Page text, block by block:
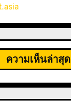
ความเห็นล่าสุด